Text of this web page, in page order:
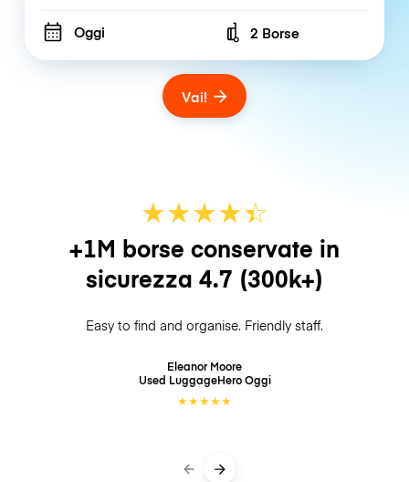
Oggi Number of bags
2 Borse
Vai!
★★★★☆
★
+1M borse conservate in
sicurezza 4.7 (300k+)
Easy to find and organise. Friendly staff.
Eleanor Moore
Used LuggageHeroOggi
★★★★★